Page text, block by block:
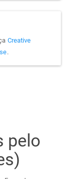
Creative
.
pelo